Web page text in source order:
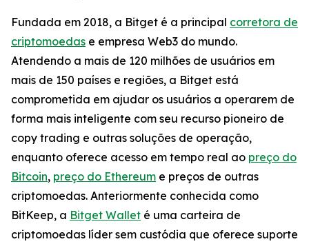
Fundada em 2018, a Bitget é a principal corretora de
criptomoedas e empresa Web3 do mundo.
Atendendo a mais de 120 milhões de usuários em
mais de 150 países e regiões, a Bitget está
comprometida em ajudar os usuários a operarem de
forma mais inteligente com seu recurso pioneiro de
copy trading e outras soluções de operação,
enquanto oferece acesso em tempo real ao preço do
Bitcoin, preço do Ethereum e preços de outras
criptomoedas. Anteriormente conhecida como
BitKeep, a Bitget Wallet é uma carteira de
criptomoedas líder sem custódia que oferece suporte